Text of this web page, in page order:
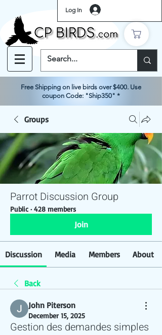
Log In
Free Shipping on live birds over $400. Use
coupon Code: "Ship350" *
Groups
Parrot Discussion Group
Public · 428 members
Join
Discussion Media Members About
Back
John Piterson
December 15, 2025
Gestion des demandes simples